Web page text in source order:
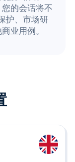
的会话将不
护、市场研
业用例。